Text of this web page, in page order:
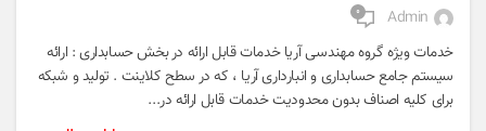
Admin ۰
خدمات ویژه گروه مهندسی آریا خدمات قابل ارائه در بخش حسابداری : ارائه
سیستم جامع حسابداری و انبارداری آریا ، که در سطح کلاینت . تولید و شبکه
برای کلیه اصناف بدون محدودیت خدمات قابل ارائه در...